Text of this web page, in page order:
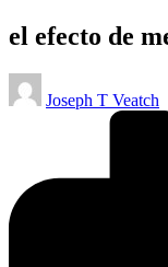
el efecto de
Publicado
por
Joseph T Veatch